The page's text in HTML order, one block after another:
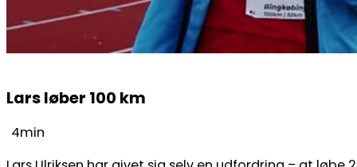
Lars løber 100 km
4min